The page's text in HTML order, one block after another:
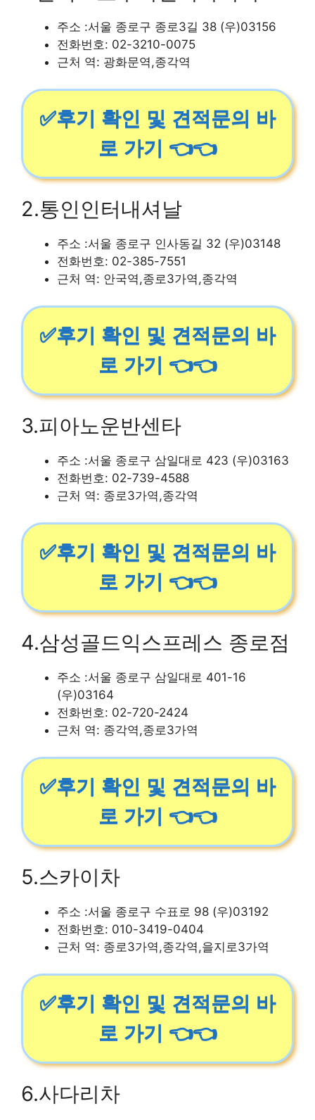
주소 :서울 종로구 종로3길 38 (우)03156
전화번호: 02-3210-0075
근처 역: 광화문역,종각역
✅후기 확인 및 견적문의 바
로 가기 👈👈
2.통인인터내셔날
주소 :서울 종로구 인사동길 32 (우)03148
전화번호: 02-385-7551
근처 역: 안국역,종로3가역,종각역
✅후기 확인 및 견적문의 바
로 가기 👈👈
3.피아노운반센타
주소 :서울 종로구 삼일대로 423 (우)03163
전화번호: 02-739-4588
근처 역: 종로3가역,종각역
✅후기 확인 및 견적문의 바
로 가기 👈👈
4.삼성골드익스프레스 종로점
주소 :서울 종로구 삼일대로 401-16
(우)03164
전화번호: 02-720-2424
근처 역: 종각역,종로3가역
✅후기 확인 및 견적문의 바
로 가기 👈👈
5.스카이차
주소 :서울 종로구 수표로 98 (우)03192
전화번호: 010-3419-0404
근처 역: 종로3가역,종각역,을지로3가역
✅후기 확인 및 견적문의 바
로 가기 👈👈
6.사다리차